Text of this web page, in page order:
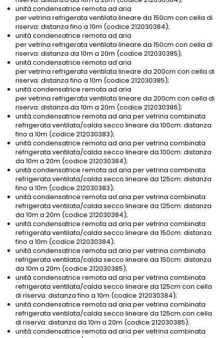
unità condensatrice remota ad aria
per vetrina refrigerata ventilata lineare da 150cm con cella di
riserva: distanza fino a 10m (codice 212030384);
unità condensatrice remota ad aria
per vetrina refrigerata ventilata lineare da 150cm con cella di
riserva: distanza da 10m a 20m (codice 212030385);
unità condensatrice remota ad aria
per vetrina refrigerata ventilata lineare da 200cm con cella di
riserva: distanza fino a 10m (codice 212030385);
unità condensatrice remota ad aria
per vetrina refrigerata ventilata lineare da 200cm con cella di
riserva: distanza da 10m a 20m (codice 212030386);
unità condensatrice remota ad aria per vetrina combinata
refrigerata ventilata/calda secco lineare da 100cm: distanza
fino a 10m (codice 212030383);
unità condensatrice remota ad aria per vetrina combinata
refrigerata ventilata/calda secco lineare da 100cm: distanza
da 10m a 20m (codice 212030384);
unità condensatrice remota ad aria per vetrina combinata
refrigerata ventilata/calda secco lineare da 125cm: distanza
fino a 10m (codice 212030383);
unità condensatrice remota ad aria per vetrina combinata
refrigerata ventilata/calda secco lineare da 125cm: distanza
da 10m a 20m (codice 212030384);
unità condensatrice remota ad aria per vetrina combinata
refrigerata ventilata/calda secco lineare da 150cm: distanza
fino a 10m (codice 212030384);
unità condensatrice remota ad aria per vetrina combinata
refrigerata ventilata/calda secco lineare da 150cm: distanza
da 10m a 20m (codice 212030385);
unità condensatrice remota ad aria per vetrina combinata
refrigerata ventilata/calda secco lineare da 125cm con cella
di riserva: distanza fino a 10m (codice 212030384);
unità condensatrice remota ad aria per vetrina combinata
refrigerata ventilata/calda secco lineare da 125cm con cella
di riserva: distanza da 10m a 20m (codice 212030385);
unità condensatrice remota ad aria per vetrina combinata